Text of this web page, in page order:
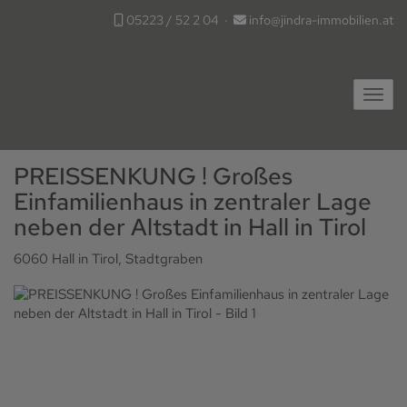
05223 / 52 2 04 · info@jindra-immobilien.at
PREISSENKUNG ! Großes
Einfamilienhaus in zentraler Lage
neben der Altstadt in Hall in Tirol
6060 Hall in Tirol, Stadtgraben